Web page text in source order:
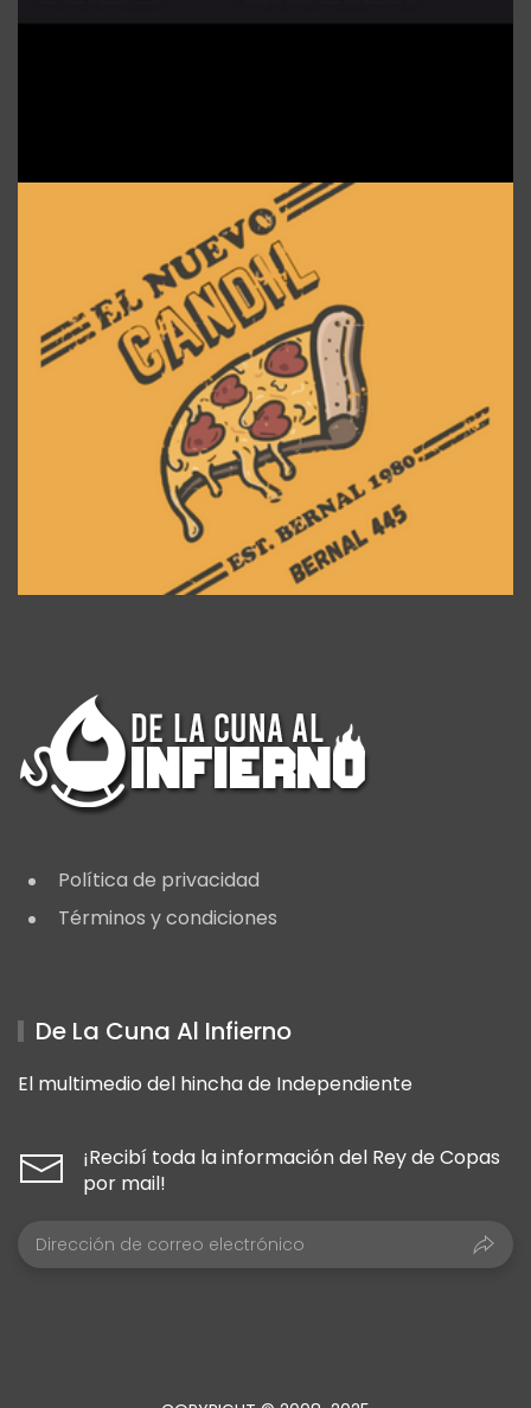
Política de privacidad
Términos y condiciones
De La Cuna Al Infierno
El multimedio del hincha de Independiente
¡Recibí toda la información del Rey de Copas
por mail!